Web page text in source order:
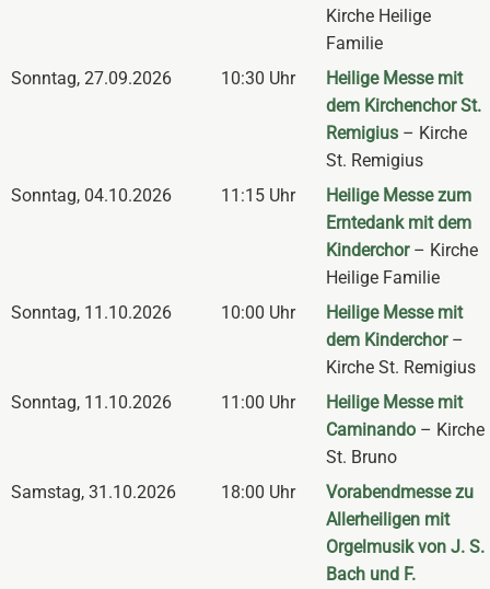
Kirche Heilige
Familie
Sonntag, 27.09.2026 10:30 Uhr
Heilige Messe mit
dem Kirchenchor St.
Remigius – Kirche
St. Remigius
Sonntag, 04.10.2026 11:15 Uhr
Heilige Messe zum
Erntedank mit dem
Kinderchor– Kirche
Heilige Familie
Sonntag, 11.10.2026 10:00 Uhr
Heilige Messe mit
dem Kinderchor–
Kirche St. Remigius
Sonntag, 11.10.2026 11:00 Uhr
Heilige Messe mit
Caminando – Kirche
St. Bruno
Samstag, 31.10.2026 18:00 Uhr
Vorabendmesse zu
Allerheiligen mit
Orgelmusik von J. S.
Bach und F.